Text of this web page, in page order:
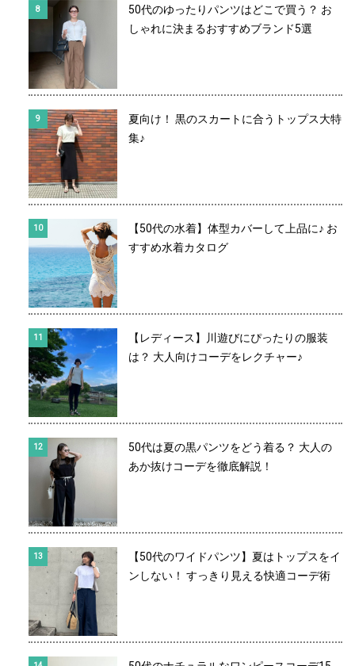
50代のゆったりパンツはどこで買う？ お
しゃれに決まるおすすめブランド5選
夏向け！ 黒のスカートに合うトップス大特
集♪
【50代の水着】体型カバーして上品に♪ お
すすめ水着カタログ
【レディース】川遊びにぴったりの服装
は？ 大人向けコーデをレクチャー♪
50代は夏の黒パンツをどう着る？ 大人の
あか抜けコーデを徹底解説！
【50代のワイドパンツ】夏はトップスをイ
ンしない！ すっきり見える快適コーデ術